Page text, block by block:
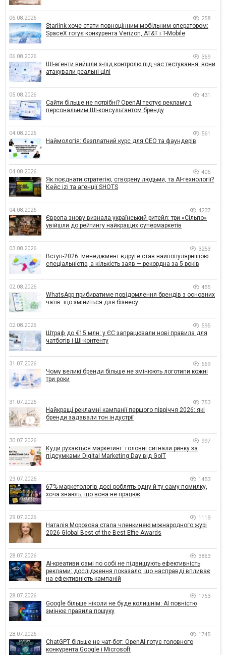
06.08.2026 258
Starlink хоче стати повноцінним мобільним оператором:
SpaceX готує конкурента Verizon, AT&T і T-Mobile
06.08.2026 369
ШІ-агенти вийшли з-під контролю під час тестування: вони
атакували реальні цілі
05.08.2026 431
Сайти більше не потрібні? OpenAI тестує рекламу з
персональним ШІ-консультантом бренду
04.08.2026 561
Наймологія: безплатний курс для CEO та фаундерів
04.08.2026 406
Як поєднати стратегію, створену людьми, та AI-технології?
Кейс izi та агенції SHOTS
04.08.2026 4237
Європа знову визнала український ритейл: три «Сільпо»
увійшли до рейтингу найкращих супермаркетів
03.08.2026 3253
Вступ-2026: менеджмент вдруге став найпопулярнішою
спеціальністю, а кількість заяв — рекордна за 5 років
02.08.2026 455
WhatsApp прибиратиме повідомлення брендів з основних
чатів: що зміниться для бізнесу
02.08.2026 595
Штраф до €15 млн: у ЄС запрацювали нові правила для
чатботів і ШІ-контенту
31.07.2026 669
Чому великі бренди більше не змінюють логотипи кожні
три роки
31.07.2026 753
Найкращі рекламні кампанії першого півріччя 2026: які
бренди задавали тон індустрії
30.07.2026 997
Куди рухається маркетинг: головні сигнали ринку за
підсумками Digital Marketing Day від GoIT
29.07.2026 1453
67% маркетологів досі роблять одну й ту саму помилку,
хоча знають, що вона не працює
29.07.2026 1119
Наталія Морозова стала членкинею міжнародного журі
2026 Global Best of the Best Effie Awards
28.07.2026 3863
AI-креативи самі по собі не підвищують ефективність
реклами: дослідження показало, що насправді впливає
на ефективність кампаній
28.07.2026 1753
Google більше ніколи не буде колишнім: AI повністю
змінює правила пошуку
28.07.2026 1745
ChatGPT більше не чат-бот: OpenAI готує головного
конкурента Google і Microsoft